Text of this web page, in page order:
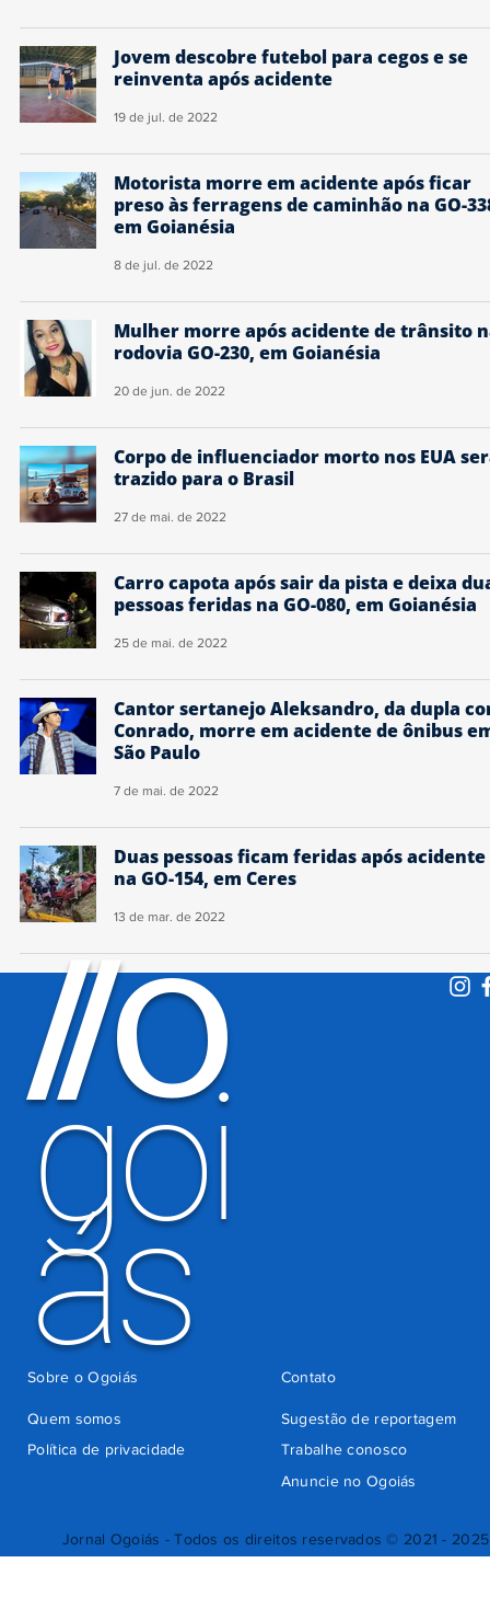
Jovem descobre futebol para cegos e se
reinventa após acidente
19 de jul. de 2022
Motorista morre em acidente após ficar
preso às ferragens de caminhão na GO-
em Goianésia
8 de jul. de 2022
Mulher morre após acidente de trânsito
rodovia GO-230, em Goianésia
20 de jun. de 2022
Corpo de influenciador morto nos EUA
trazido para o Brasil
27 de mai. de 2022
Carro capota após sair da pista e deixa
pessoas feridas na GO-080, em Goianésia
25 de mai. de 2022
Cantor sertanejo Aleksandro, da dupla
Conrado, morre em acidente de ônibus
São Paulo
7 de mai. de 2022
Duas pessoas ficam feridas após acidente
na GO-154, em Ceres
13 de mar. de 2022
Jornal Ogoiás - Todos os direitos reservados © 2021 - 2025
//O
goi
ás
Quem somos
Sugestão de reportagem
Trabalhe conosco
Política de privacidade
Anuncie no Ogoiás
Contato
Sobre o Ogoiás